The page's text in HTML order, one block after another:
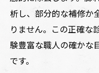
析し、部分的な補修か
りません。この正確な
験豊富な職人の確かな
です。